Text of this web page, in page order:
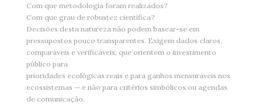
Com que metodologia foram realizados?
Com que grau de robustez científica?
Decisões desta natureza não podem basear-se em
pressupostos pouco transparentes. Exigem dados claros,
comparáveis e verificáveis, que orientem o investimento
público para
prioridades ecológicas reais e para ganhos mensuráveis nos
ecossistemas — e não para critérios simbólicos ou agendas
de comunicação.